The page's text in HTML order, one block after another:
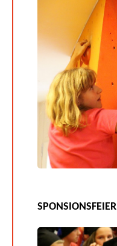
SPONSIONSFEIER